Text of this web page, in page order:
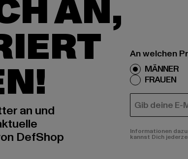
AN,
an und
DefShop
An welchen
MÄNNER
FRAUEN
E-MAIL
Informationen
kannst Dich